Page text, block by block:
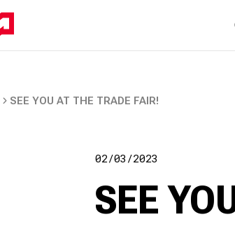
SEE YOU AT THE TRADE FAIR!
02/03/2023
SEE